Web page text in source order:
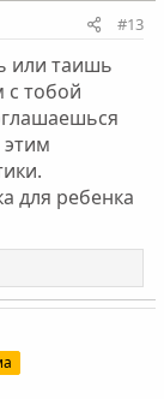
#13
или таишь
с тобой
этим
для ребенка